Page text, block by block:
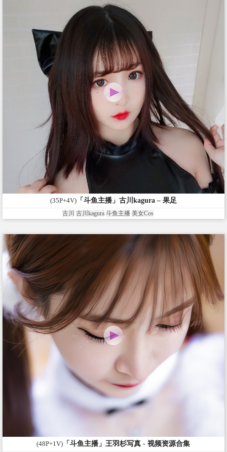
(35P+4V)「斗鱼主播」古川kagura – 果足
古川 古川kagura 斗鱼主播 美女Cos
(48P+1V) 「斗鱼主播」王羽杉写真 - 视频资源合集